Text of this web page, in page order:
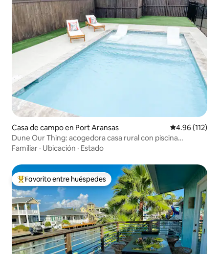
Casa de campo en Port Aransas Calificación
4.96 (112)
Dune Our Thing: acogedora casa rural con piscina
climatizada
Familiar · Ubicación · Estado
De los mejores en Favorito entre huéspedes
Favorito entre huéspedes